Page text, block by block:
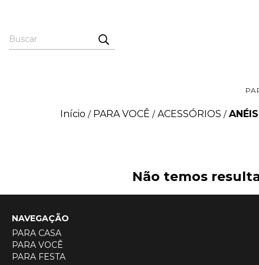
Início / PARA VOCÊ / ACESSÓRIOS / ANÉIS
Não temos
NAVEGAÇÃO
PARA CASA
PARA VOCÊ
PARA FESTA